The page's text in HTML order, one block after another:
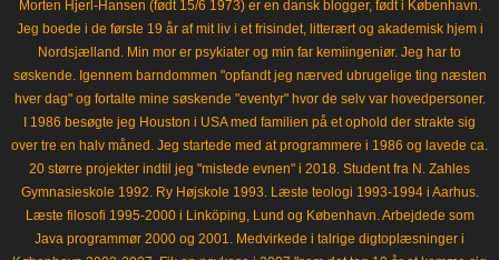
Morten Hjerl-Hansen (født 15/6 1973) er en dansk blogger, født i København.
Jeg boede i de første 19 år af mit liv i et frisindet, litterært og akademisk hjem i
Nordsjælland. Min mor er psykiater og min far kemiingeniør. Jeg har to
søskende. Igennem barndommen "opfandt jeg nærved ubrugelige ting næsten
hver dag" og fortalte mine søskende "eventyr" hvor de selv var hovedpersoner.
I 1986 besøgte jeg Houston i USA med familien på et ophold der strakte sig
over tre en halv måned. Jeg startede med at programmere i 1986 og lavede ca.
20 større projekter indtil jeg "mistede evnen" i 2018. Student fra N. Zahles
Gymnasieskole 1992. Ry Højskole 1993. Læste teologi 1993-1994 i Aarhus.
Læste filosofi 1995-2000 i Linköping, Lund og København. Arbejdede som
Java programmør 2000 og 2001. Medvirkede i talrige digtoplæsninger i